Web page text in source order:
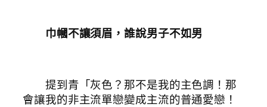
巾幗不讓須眉，誰說男子不如男
提到青「灰色？那不是我的主色調！那
會讓我的非主流單戀變成主流的普通愛戀！